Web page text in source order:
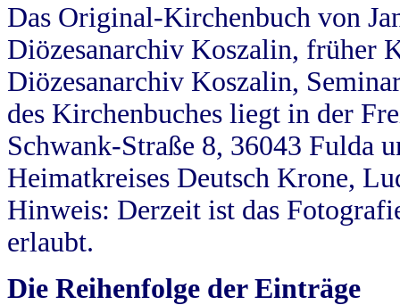
Das Original-Kirchenbuch von
Diözesanarchiv Koszalin, früher
Diözesanarchiv Koszalin,
des Kirchenbuches liegt in der
Schwank-Straße 8, 36043 Fulda
Heimatkreises Deutsch Krone,
Hinweis: Derzeit ist das
erlaubt.
Die Reihenfolge der Einträge